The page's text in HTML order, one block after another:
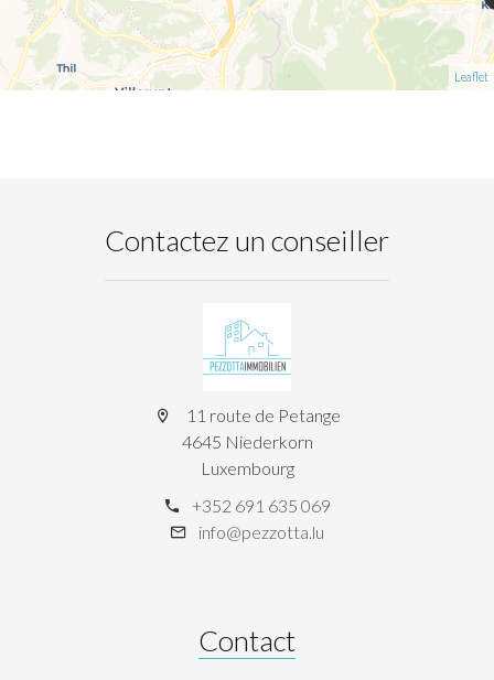
Leaflet
Contactez un conseiller
11 route de Petange
4645 Niederkorn
Luxembourg
+352 691 635 069
info@pezzotta.lu
Contact